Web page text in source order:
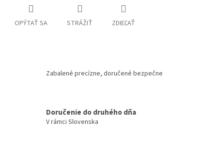
OPÝTAŤ SA STRÁŽIŤ ZDIEĽAŤ
Zabalené precízne, doručené bezpečne
Doručenie do druhého dňa
V rámci Slovenska